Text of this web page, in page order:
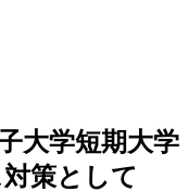
大学短期大学
策として